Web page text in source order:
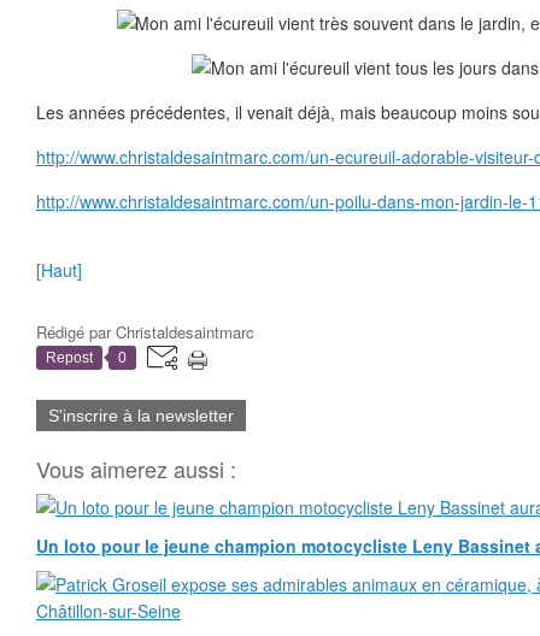
Les années précédentes, il venait déjà, mais beaucoup moins
http://www.christaldesaintmarc.com/un-ecureuil-adorable-
http://www.christaldesaintmarc.com/un-poilu-dans-mon-jardin-le-
[Haut]
Rédigé parChristaldesaintmarc
Repost 0
S'inscrire à la newsletter
Vous aimerez aussi :
Un loto pour le jeune champion motocycliste Leny Bassinet